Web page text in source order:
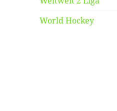
World Hockey